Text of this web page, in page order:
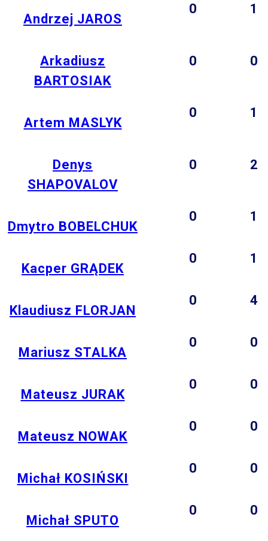
Andrzej JAROS
0 1
Arkadiusz
BARTOSIAK
0 0
Artem MASLYK
0 1
Denys
SHAPOVALOV
0 2
Dmytro BOBELCHUK
0 1
Kacper GRĄDEK
0 1
Klaudiusz FLORJAN
0 4
Mariusz STALKA
0 0
Mateusz JURAK
0 0
Mateusz NOWAK
0 0
Michał KOSIŃSKI
0 0
Michał SPUTO
0 0